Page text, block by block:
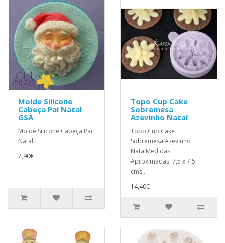
Molde Silicone
Cabeça Pai Natal
GSA
Molde Silicone Cabeça Pai
Natal..
7,90€
Topo Cup Cake
Sobremesa
Azevinho Natal
Topo Cup Cake
Sobremesa Azevinho
NatalMedidas
Aproximadas: 7,5 x 7,5
cms..
14,40€